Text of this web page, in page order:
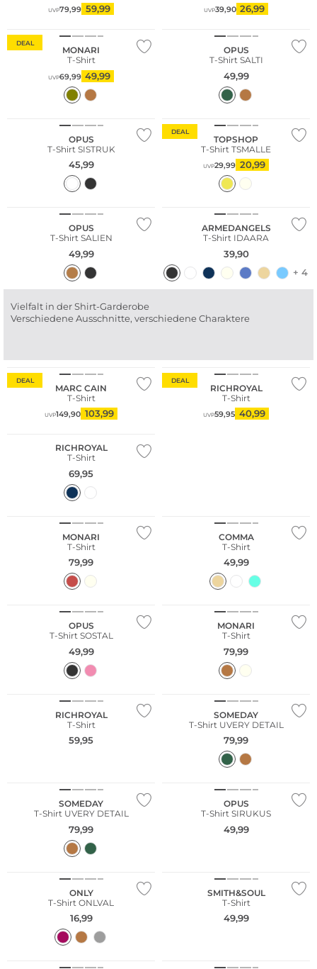
UVP79,99 59,99 UVP39,90 26,99
DEAL
MONARI
T-Shirt
UVP69,99 49,99
OPUS
T-Shirt SALTI
49,99
OPUS
T-Shirt SISTRUK
45,99
DEAL
TOPSHOP
T-Shirt TSMALLE
UVP29,99 20,99
OPUS
T-Shirt SALIEN
49,99
ARMEDANGELS
T-Shirt IDAARA
39,90
+ 4
Vielfalt in der Shirt-Garderobe
Verschiedene Ausschnitte, verschiedene Charaktere
DEAL
MARC CAIN
T-Shirt
UVP149,90 103,99
DEAL
RICHROYAL
T-Shirt
UVP59,95 40,99
RICHROYAL
T-Shirt
69,95
MONARI
T-Shirt
79,99
COMMA
T-Shirt
49,99
OPUS
T-Shirt SOSTAL
49,99
MONARI
T-Shirt
79,99
RICHROYAL
T-Shirt
59,95
SOMEDAY
T-Shirt UVERY DETAIL
79,99
SOMEDAY
T-Shirt UVERY DETAIL
79,99
OPUS
T-Shirt SIRUKUS
49,99
ONLY
T-Shirt ONLVAL
16,99
SMITH&SOUL
T-Shirt
49,99